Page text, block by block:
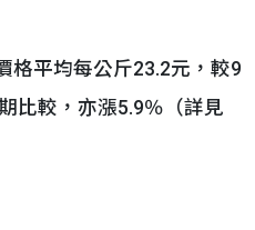
平均每公斤23.2元，較9
比較，亦漲5.9％（詳見